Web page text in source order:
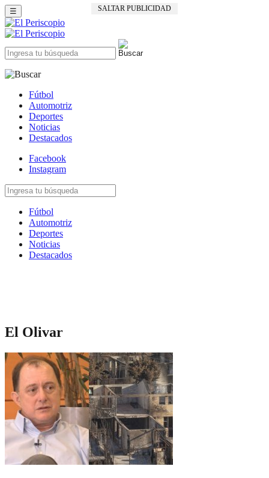
SALTAR PUBLICIDAD
☰
Fútbol
Automotriz
Deportes
Noticias
Destacados
Facebook
Instagram
Fútbol
Automotriz
Deportes
Noticias
Destacados
El Olivar